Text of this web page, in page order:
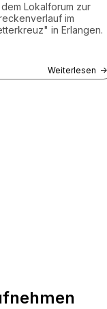
Lokalforum zur
im
in Erlangen.
Weiterlesen